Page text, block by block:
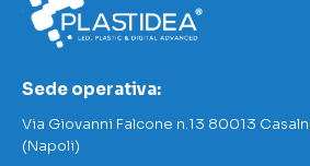
Sede operativa:
Via Giovanni Falcone n.13 80013
(Napoli)